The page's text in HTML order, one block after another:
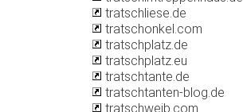
tratschliese.de
tratschonkel.com
tratschplatz.de
tratschplatz.eu
tratschtante.de
tratschtanten-blog.de
tratschweib.com